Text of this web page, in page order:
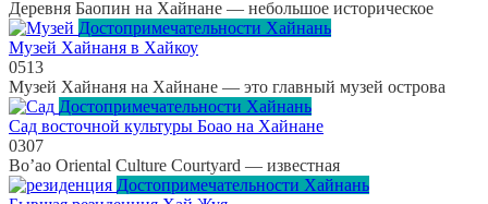
Деревня Баопин на Хайнане — небольшое историческое
Достопримечательности Хайнань
Музей Хайнаня в Хайкоу
0513
Музей Хайнаня на Хайнане — это главный музей острова
Достопримечательности Хайнань
Сад восточной культуры Боао на Хайнане
0307
Bo’ao Oriental Culture Courtyard — известная
Достопримечательности Хайнань